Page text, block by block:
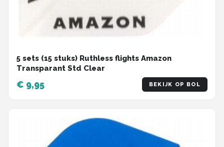
5 sets (15 stuks) Ruthless flights Amazon
Transparant Std Clear
€ 9,95 BEKIJK OP BOL